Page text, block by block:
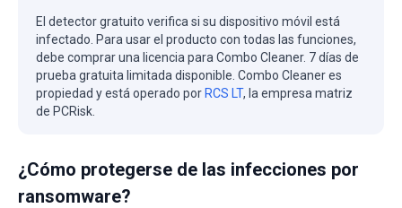
El detector gratuito verifica si su dispositivo móvil está
infectado. Para usar el producto con todas las funciones,
debe comprar una licencia para Combo Cleaner. 7 días de
prueba gratuita limitada disponible. Combo Cleaner es
propiedad y está operado por RCS LT, la empresa matriz
de PCRisk.
¿Cómo protegerse de las infecciones por
ransomware?